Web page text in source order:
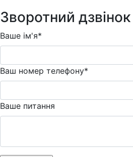
Зворотний дзвінок
Ваше ім'я*
Ваш номер телефону*
Ваше питання